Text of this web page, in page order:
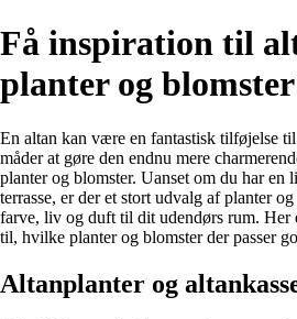
Få inspiration til
planter og
En altan kan være en fantastisk tilføjelse
måder at gøre den endnu mere
planter og blomster. Uanset om du har en
terrasse, er der et stort udvalg af planter
farve, liv og duft til dit udendørs rum. Her
til, hvilke planter og blomster der passer
Altanplanter og